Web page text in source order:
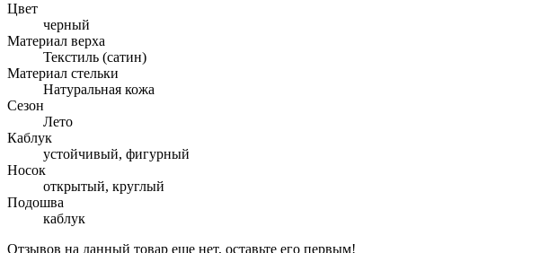
Цвет
черный
Материал верха
Текстиль (сатин)
Материал стельки
Натуральная кожа
Сезон
Лето
Каблук
устойчивый, фигурный
Носок
открытый, круглый
Подошва
каблук
Отзывов на данный товар еще нет, оставьте его первым!